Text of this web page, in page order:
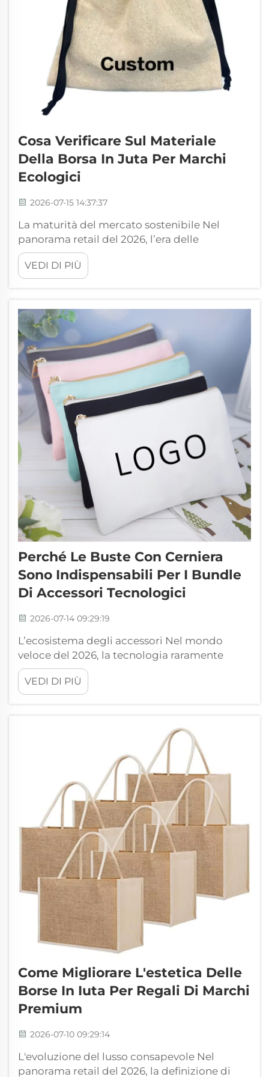
Cosa Verificare Sul Materiale
Della Borsa In Juta Per Marchi
Ecologici
2026-07-15 14:37:37
La maturità del mercato sostenibile Nel
panorama retail del 2026, l’era delle
generiche dichiarazioni ambientali sta
rapidamente tramontando. I consumatori
non sono più impressionati da riferimenti
prove concrete di ma...
VEDI DI PIÙ
Perché Le Buste Con Cerniera
Sono Indispensabili Per I Bundle
Di Accessori Tecnologici
2026-07-14 09:29:19
L’ecosistema degli accessori Nel mondo
veloce del 2026, la tecnologia raramente
viene utilizzata in isolamento. Gli utenti
moderni operano all’interno di un ecosistema
complesso di periferiche: cavi ad alta
alimentazione e dispositivi di archiviazione
VEDI DI PIÙ
Come Migliorare L'estetica Delle
Borse In Iuta Per Regali Di Marchi
Premium
2026-07-10 09:29:14
L'evoluzione del lusso consapevole Nel
panorama retail del 2026, la definizione di